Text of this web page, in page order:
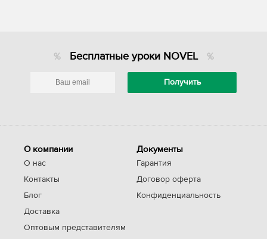
Бесплатные уроки NOVEL
О компании
О нас
Контакты
Блог
Доставка
Оптовым представителям
Документы
Гарантия
Договор оферта
Конфиденциальность